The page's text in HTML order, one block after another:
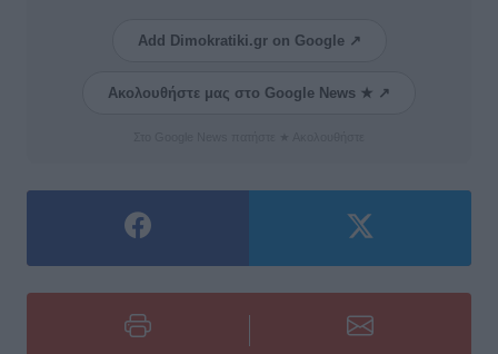
Add Dimokratiki.gr on Google ↗
Ακολουθήστε μας στο Google News ★ ↗